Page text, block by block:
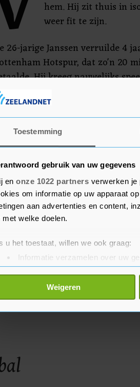
Toestemming
gebruik van uw gegevens
en onze 1022 partners verwerken je
om informatie op uw apparaat
aan advertenties en content,
met welke doelen.
u het toestaat, willen we ook graag:
Informatie verzamelen over uw
Uw apparaat identificeren door
meer over hoe uw persoonlijke
op elk moment wijzigen of
Weigeren
hem. Hij zit thuis in
weer fit te zijn.
26-jarige Janssen verruilde 4
Hotspur, dat zo'n 20
Hij kreeg nauwelijks
en werd vorig seizoen met